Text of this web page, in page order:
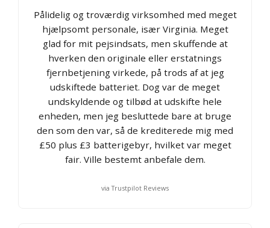
Pålidelig og troværdig virksomhed med meget
hjælpsomt personale, især Virginia. Meget
glad for mit pejsindsats, men skuffende at
hverken den originale eller erstatnings
fjernbetjening virkede, på trods af at jeg
udskiftede batteriet. Dog var de meget
undskyldende og tilbød at udskifte hele
enheden, men jeg besluttede bare at bruge
den som den var, så de krediterede mig med
£50 plus £3 batterigebyr, hvilket var meget
fair. Ville bestemt anbefale dem.
via Trustpilot Reviews